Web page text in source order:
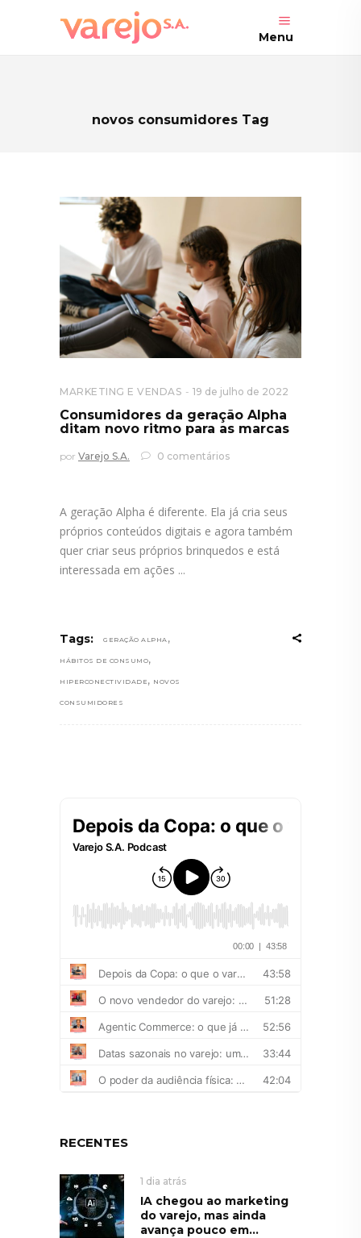
Menu
novos consumidores Tag
MARKETING E VENDAS 19 de julho de 2022
Consumidores da geração Alpha
ditam novo ritmo para as marcas
por Varejo S.A. 0 comentários
A geração Alpha é diferente. Ela já cria seus
próprios conteúdos digitais e agora também
quer criar seus próprios brinquedos e está
interessada em ações
Tags: GERAÇÃO ALPHA ,
HÁBITOS DE CONSUMO,
HIPERCONECTIVIDADE , NOVOS
CONSUMIDORES
RECENTES
1 dia atrás
IA chegou ao marketing
do varejo, mas ainda
avança pouco em...